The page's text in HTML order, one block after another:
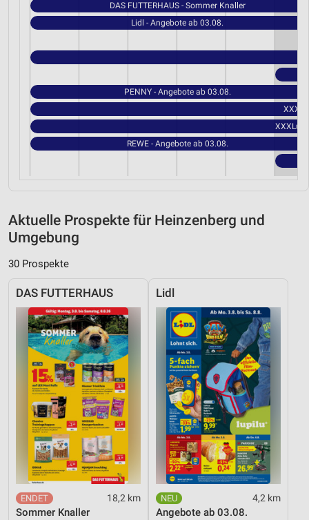
DAS FUTTERHAUS - Sommer Knaller
Lidl - Angebote ab 03.08.
PENNY - Angebote ab 03.08.
XXXLutz
REWE - Angebote ab 03.08.
Aktuelle Prospekte für Heinzenberg und
Umgebung
30 Prospekte
DAS FUTTERHAUS
18,2 km
Sommer Knaller
Lidl
4,2 km
Angebote ab 03.08.